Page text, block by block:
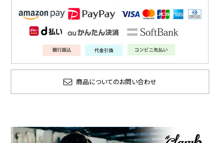
商品についてのお問い合わせ